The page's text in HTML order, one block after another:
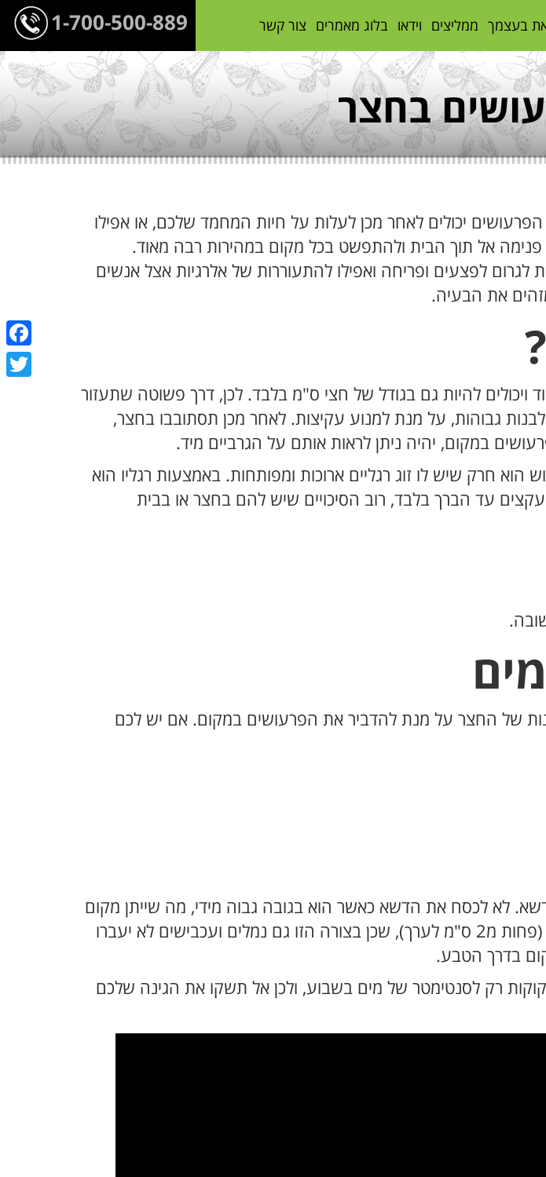
1-700-500-889 בעצמך ממליצים וידאו בלוג מאמרים צור קשר
בחצר
יכולים לאחר מכן לעלות על חיות המחמד שלכם, או אפילו
אל תוך הבית ולהתפשט בכל מקום במהירות רבה מאוד.
שלהם עלולות לגרום לפצעים ופריחה ואפילו להתעוררות של אלרגיות אצל אנשים
את הבעיה.
ויכולים להיות גם בגודל של חצי ס"מ בלבד. לכן, דרך פשוטה שתעזור
גבוהות, על מנת למנוע עקיצות. לאחר מכן תסתובבו בחצר,
במקום, יהיה ניתן לראות אותם על הגרביים מיד.
חרק שיש לו זוג רגליים ארוכות ומפותחות. באמצעות רגליו הוא
עד הברך בלבד, רוב הסיכויים שיש להם בחצר או בבית
של החצר על מנת להדביר את הפרעושים במקום. אם יש לכם
לא לכסח את הדשא כאשר הוא בגובה גבוה מידי, מה שייתן מקום
מסתור מספק עבור הפרעושים הללו, וגם לא לכסח אותו קצר מידי (פחות מ2 ס"מ לערך), שכן בצורה הזו גם נמלים ועכבישים לא יעברו
בדרך הטבע.
רק לסנטימטר של מים בשבוע, ולכן אל תשקו את הגינה שלכם